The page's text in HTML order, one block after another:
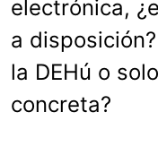
electrónica,
a
la DEHú o
concreta?